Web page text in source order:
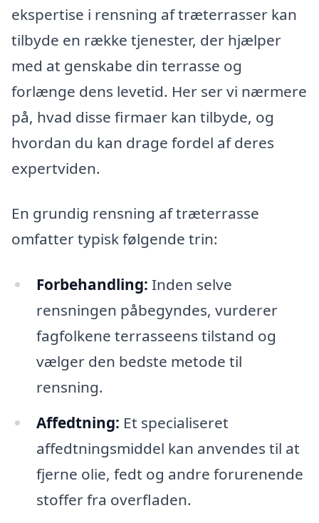
ekspertise i rensning af træterrasser kan
tilbyde en række tjenester, der hjælper
med at genskabe din terrasse og
forlænge dens levetid. Her ser vi nærmere
på, hvad disse firmaer kan tilbyde, og
hvordan du kan drage fordel af deres
expertviden.
En grundig rensning af træterrasse
omfatter typisk følgende trin:
Forbehandling: Inden selve
rensningen påbegyndes, vurderer
fagfolkene terrasseens tilstand og
vælger den bedste metode til
rensning.
Affedtning: Et specialiseret
affedtningsmiddel kan anvendes til at
fjerne olie, fedt og andre forurenende
stoffer fra overfladen.